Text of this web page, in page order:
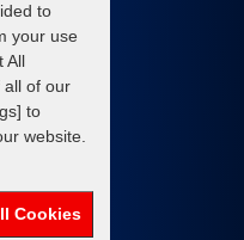
to
your use
All
all of our
to
website.
Cookies
protection